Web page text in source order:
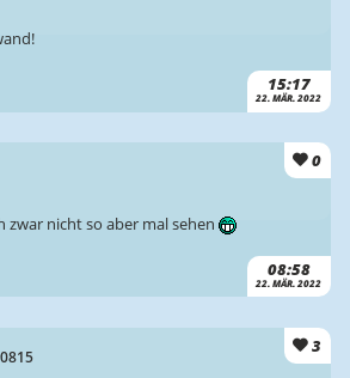
15:17
22. MÄR. 2022
0
08:58
22. MÄR. 2022
zwar nicht so aber mal sehen
3